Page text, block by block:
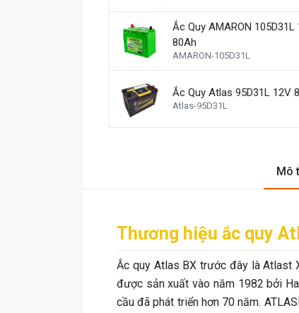
Ắc Quy AMARON 105D31L
80Ah
AMARON-105D31L
Ắc Quy Atlas 95D31L 12V
Atlas-95D31L
Mô
Thương hiệu ắc quy
Ắc quy Atlas BX trước đây là Atlast
được sản xuất vào năm 1982 bởi
cầu đã phát triển hơn 70 năm.